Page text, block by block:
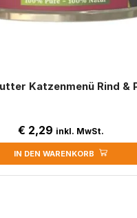
Katzenmenü Rind &
€ 2,29 inkl. MwSt.
IN DEN WARENKORB